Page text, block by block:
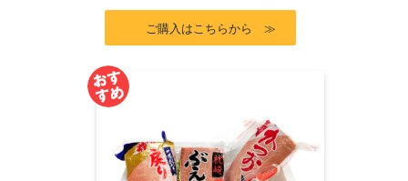
ご購入はこちらから ≫